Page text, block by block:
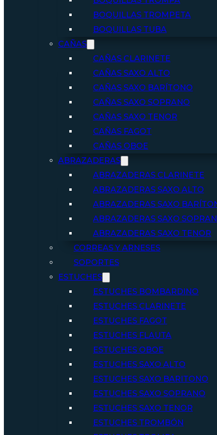
BOQUILLAS TROMPETA
BOQUILLAS TUBA
CAÑAS
CAÑAS CLARINETE
CAÑAS SAXO ALTO
CAÑAS SAXO BARÍTONO
CAÑAS SAXO SOPRANO
CAÑAS SAXO TENOR
CAÑAS FAGOT
CAÑAS OBOE
ABRAZADERAS
ABRAZADERAS CLARINETE
ABRAZADERAS SAXO ALTO
ABRAZADERAS SAXO
ABRAZADERAS SAXO
ABRAZADERAS SAXO TENOR
CORREAS Y ARNESES
SOPORTES
ESTUCHES
ESTUCHES BOMBARDINO
ESTUCHES CLARINETE
ESTUCHES FAGOT
ESTUCHES FLAUTA
ESTUCHES OBOE
ESTUCHES SAXO ALTO
ESTUCHES SAXO BARITONO
ESTUCHES SAXO SOPRANO
ESTUCHES SAXO TENOR
ESTUCHES TROMBÓN